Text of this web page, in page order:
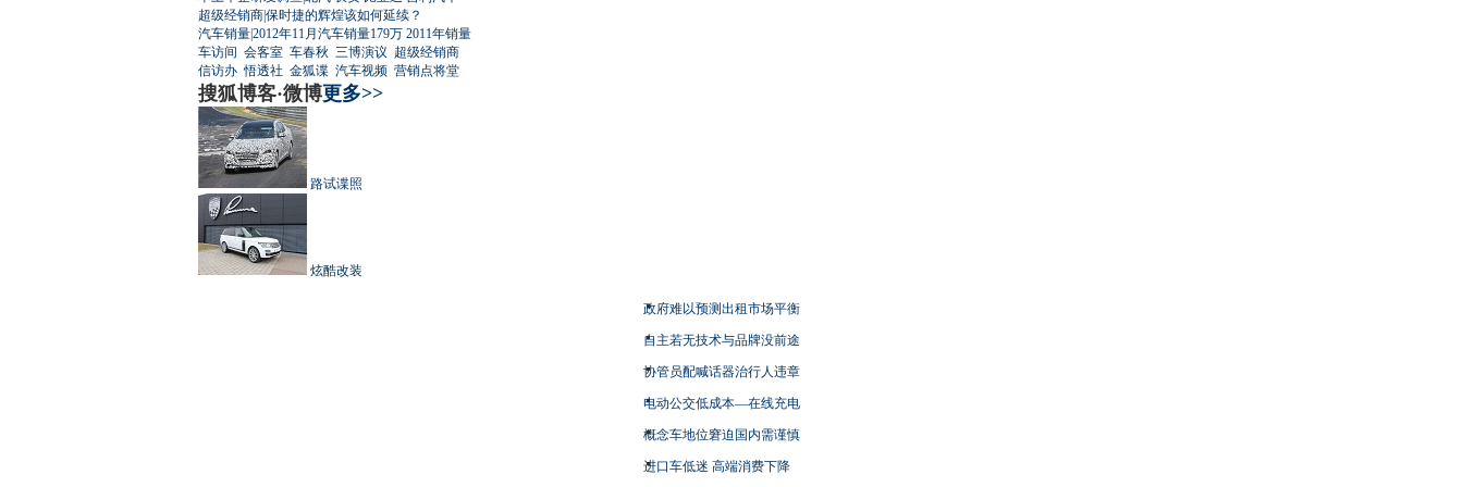
超级经销商|保时捷的辉煌该如何延续？
汽车销量|2012年11月汽车销量179万 2011年销量
车访间 会客室 车春秋 三博演议 超级经销商
信访办 悟透社 金狐谍 汽车视频 营销点将堂
搜狐博客·微博更多>>
路试谍照
炫酷改装
政府难以预测出租市场平衡
自主若无技术与品牌没前途
协管员配喊话器治行人违章
电动公交低成本—在线充电
概念车地位窘迫国内需谨慎
进口车低迷 高端消费下降